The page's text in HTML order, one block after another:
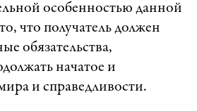
особенностью данной
что получатель должен
обязательства,
начатое и
и справедливости.